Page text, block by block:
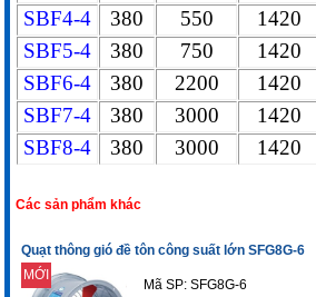
SBF4-4
380 550 1420
SBF5-4
380 750 1420
SBF6-4
380 2200 1420
SBF7-4
380 3000 1420
SBF8-4
380 3000 1420
Các sản phẩm khác
Quạt thông gió đề tôn công suất lớn SFG8G-6
MỚI
Mã SP: SFG8G-6